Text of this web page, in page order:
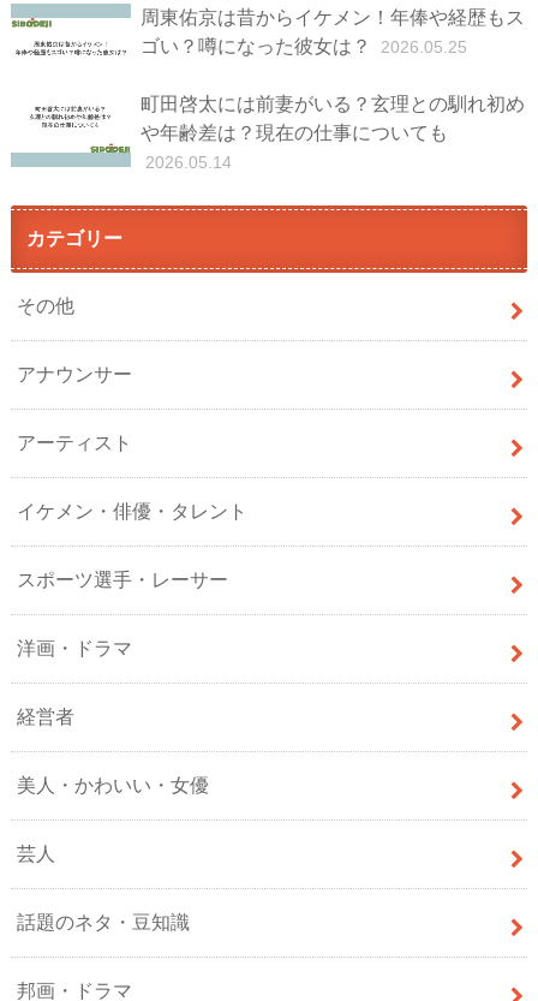
周東佑京は昔からイケメン！年俸や経歴もス
ゴい？噂になった彼女は？
2026.05.25
町田啓太には前妻がいる？玄理との馴れ初め
や年齢差は？現在の仕事についても
2026.05.14
カテゴリー
その他
アナウンサー
アーティスト
イケメン・俳優・タレント
スポーツ選手・レーサー
洋画・ドラマ
経営者
美人・かわいい・女優
芸人
話題のネタ・豆知識
邦画・ドラマ